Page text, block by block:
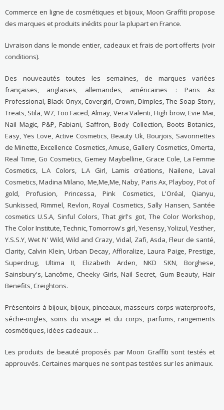
Commerce en ligne de cosmétiques et bijoux, Moon Graffiti propose
des marques et produits inédits pour la plupart en France.
Livraison dans le monde entier, cadeaux et frais de port offerts (voir
conditions).
Des nouveautés toutes les semaines, de marques variées
françaises, anglaises, allemandes, américaines : Paris Ax
Professional, Black Onyx, Covergirl, Crown, Dimples, The Soap Story,
Treats, Stila, W7, Too Faced, Almay, Vera Valenti, High brow, Evie Mai,
Nail Magic, P&P, Fabiani, Saffron, Body Collection, Boots Botanics,
Easy, Yes Love, Active Cosmetics, Beauty Uk, Bourjois, Savonnettes
de Minette, Excellence Cosmetics, Amuse, Gallery Cosmetics, Omerta,
Real Time, Go Cosmetics, Gemey Maybelline, Grace Cole, La Femme
Cosmetics, L.A Colors, L.A Girl, Lamis créations, Nailene, Laval
Cosmetics, Madina Milano, Me,Me,Me, Naby, Paris Ax, Playboy, Pot of
gold, Profusion, Princessa, Pink Cosmetics, L'Oréal, Qianyu,
Sunkissed, Rimmel, Revlon, Royal Cosmetics, Sally Hansen, Santée
cosmetics U.S.A, Sinful Colors, That girl's got, The Color Workshop,
The Color Institute, Technic, Tomorrow's girl, Yesensy, Yolizul, Yesther,
Y.S.S.Y, Wet N' Wild, Wild and Crazy, Vidal, Zafi, Asda, Fleur de santé,
Clarity, Calvin Klein, Urban Decay, Affloralize, Laura Paige, Prestige,
Superdrug, Ultima II, Elizabeth Arden, NKD SKN, Borghese,
Sainsbury's, Lancôme, Cheeky Girls, Nail Secret, Gum Beauty, Hair
Benefits, Creightons.
Présentoirs à bijoux, bijoux, pinceaux, masseurs corps waterproofs,
séche-ongles, soins du visage et du corps, parfums, rangements
cosmétiques, idées cadeaux ...
Les produits de beauté proposés par Moon Graffiti sont testés et
approuvés. Certaines marques ne sont pas testées sur les animaux.